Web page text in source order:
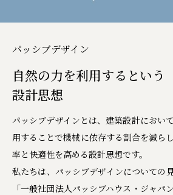
パッシブデザイン
自然の力を利用するという
設計思想
パッシブデザインとは、建築設計におい
用することで機械に依存する割合を減ら
率と快適性を高める設計思想です。
私たちは、パッシブデザインについての
「一般社団法人パッシブハウス・ジャパ